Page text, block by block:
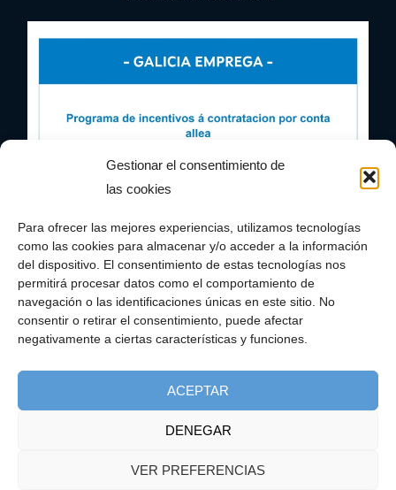
Gestionar el consentimiento de
las cookies
Para ofrecer las mejores experiencias, utilizamos tecnologías
como las cookies para almacenar y/o acceder a la información
del dispositivo. El consentimiento de estas tecnologías nos
permitirá procesar datos como el comportamiento de
navegación o las identificaciones únicas en este sitio. No
consentir o retirar el consentimiento, puede afectar
negativamente a ciertas características y funciones.
ACEPTAR
DENEGAR
VER PREFERENCIAS